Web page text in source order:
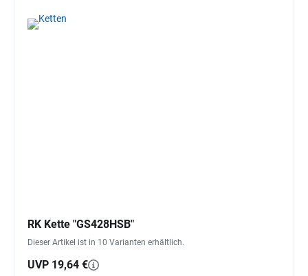
RK Kette "GS428HSB"
Dieser Artikel ist in 10 Varianten erhältlich.
UVP 19,64 €